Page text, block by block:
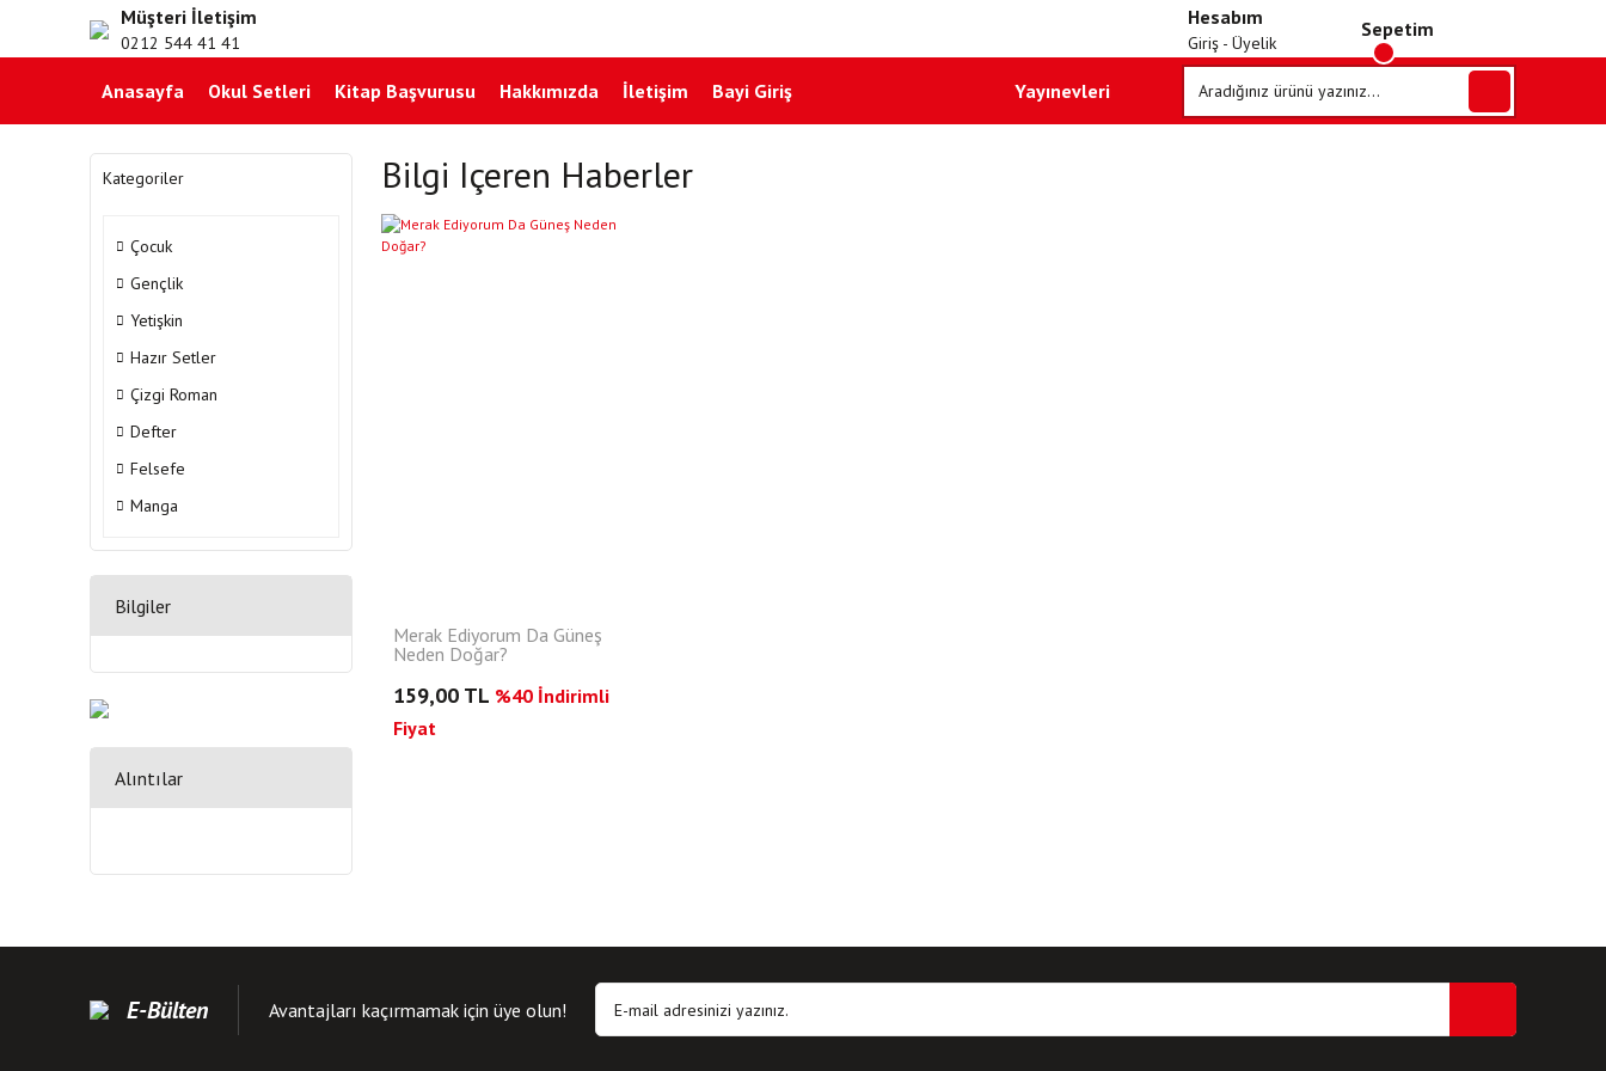
Müşteri İletişim
0212 544 41 41
Hesabım
Giriş - Üyelik
Sepetim
Anasayfa Okul Setleri Kitap Başvurusu Hakkımızda İletişim Bayi Giriş Yayınevleri
Kategoriler
Çocuk
Gençlik
Yetişkin
Hazır Setler
Çizgi Roman
Defter
Felsefe
Manga
Bilgiler
Alıntılar
Bilgi Içeren Haberler
Merak Ediyorum Da Güneş
Neden Doğar?
159,00 TL %40 İndirimli
Fiyat
E-Bülten Avantajları kaçırmamak için üye olun!